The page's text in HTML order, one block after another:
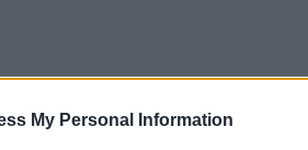
My Personal Information